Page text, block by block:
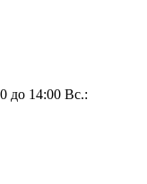
до 14:00 Вс.: